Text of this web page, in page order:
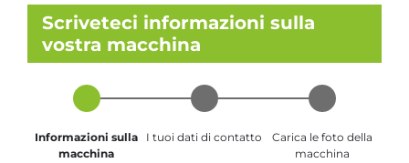
Scriveteci informazioni sulla
vostra macchina
Informazioni sulla
macchina
I tuoi dati di contatto
Carica le foto della
macchina